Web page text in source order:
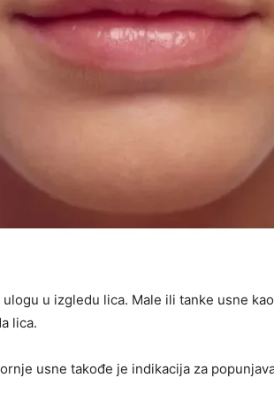
u izgledu lica. Male ili tanke usne
lica.
usne takođe je indikacija za